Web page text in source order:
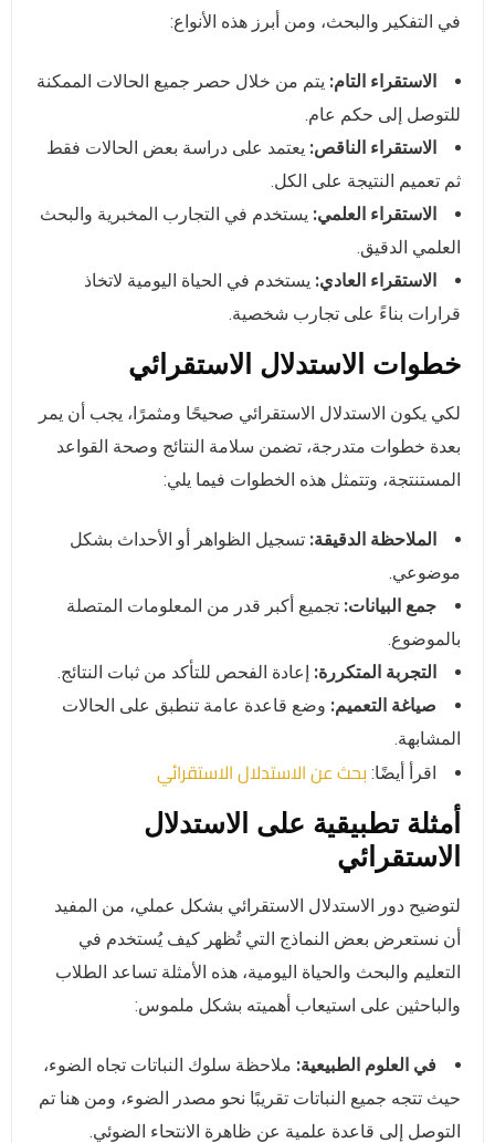
في التفكير والبحث، ومن أبرز هذه الأنواع:
الاستقراء التام: يتم من خلال حصر جميع الحالات الممكنة
للتوصل إلى حكم عام.
الاستقراء الناقص: يعتمد على دراسة بعض الحالات فقط
ثم تعميم النتيجة على الكل.
الاستقراء العلمي: يستخدم في التجارب المخبرية والبحث
العلمي الدقيق.
الاستقراء العادي: يستخدم في الحياة اليومية لاتخاذ
قرارات بناءً على تجارب شخصية.
خطوات الاستدلال الاستقرائي
لكي يكون الاستدلال الاستقرائي صحيحًا ومثمرًا، يجب أن يمر
بعدة خطوات متدرجة، تضمن سلامة النتائج وصحة القواعد
المستنتجة، وتتمثل هذه الخطوات فيما يلي:
الملاحظة الدقيقة: تسجيل الظواهر أو الأحداث بشكل
موضوعي.
جمع البيانات: تجميع أكبر قدر من المعلومات المتصلة
بالموضوع.
التجربة المتكررة: إعادة الفحص للتأكد من ثبات النتائج.
صياغة التعميم: وضع قاعدة عامة تنطبق على الحالات
المشابهة.
اقرأ أيضًا: بحث عن الاستدلال الاستقرائي
أمثلة تطبيقية على الاستدلال
الاستقرائي
لتوضيح دور الاستدلال الاستقرائي بشكل عملي، من المفيد
أن نستعرض بعض النماذج التي تُظهر كيف يُستخدم في
التعليم والبحث والحياة اليومية، هذه الأمثلة تساعد الطلاب
والباحثين على استيعاب أهميته بشكل ملموس:
في العلوم الطبيعية: ملاحظة سلوك النباتات تجاه الضوء،
حيث تتجه جميع النباتات تقريبًا نحو مصدر الضوء، ومن هنا تم
التوصل إلى قاعدة علمية عن ظاهرة الانتحاء الضوئي.